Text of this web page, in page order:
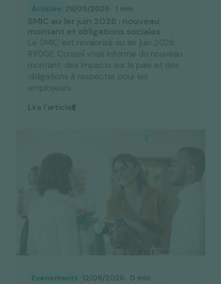
Articles 29/05/2026 1 min
SMIC au 1er juin 2026 : nouveau
montant et obligations sociales
Le SMIC est revalorisé au 1er juin 2026.
RYDGE Conseil vous informe du nouveau
montant, des impacts sur la paie et des
obligations à respecter pour les
employeurs.
Lire l'article
Evenements 12/06/2026 0 min